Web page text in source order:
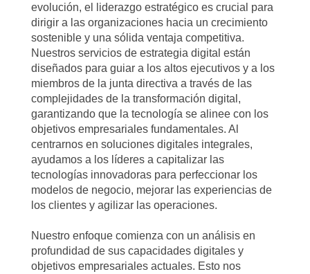
evolución, el liderazgo estratégico es crucial para
dirigir a las organizaciones hacia un crecimiento
sostenible y una sólida ventaja competitiva.
Nuestros servicios de estrategia digital están
diseñados para guiar a los altos ejecutivos y a los
miembros de la junta directiva a través de las
complejidades de la transformación digital,
garantizando que la tecnología se alinee con los
objetivos empresariales fundamentales. Al
centrarnos en soluciones digitales integrales,
ayudamos a los líderes a capitalizar las
tecnologías innovadoras para perfeccionar los
modelos de negocio, mejorar las experiencias de
los clientes y agilizar las operaciones.
Nuestro enfoque comienza con un análisis en
profundidad de sus capacidades digitales y
objetivos empresariales actuales. Esto nos